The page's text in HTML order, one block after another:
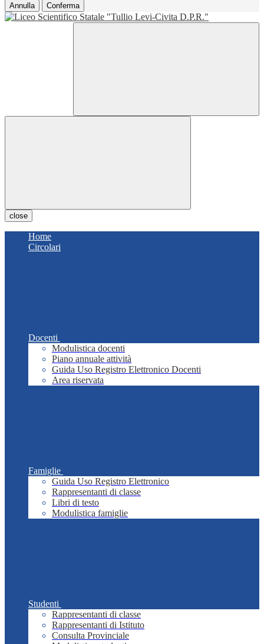
Annulla Conferma
close
Home
Circolari
Docenti
Modulistica docenti
Piano annuale attività
Guida Uso Registro Elettronico Docenti
Area riservata
Famiglie
Guida Uso Registro Elettronico
Rappresentanti di classe
Libri di testo
Modulistica famiglie
Studenti
Rappresentanti di classe
Rappresentanti di Istituto
Consulta Provinciale